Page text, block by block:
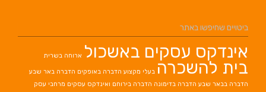
ביטויים שחיפשו באתר
אינדקס עסקים באשכול ארוחה בשרית
בית להשכרה בעלי מקצוע הדברה באופקים הדברה באר שבע
הדברה בבאר שבע הדברה בדימונה הדברה בירוחם ואינדקס עסקים מרחבי עסק